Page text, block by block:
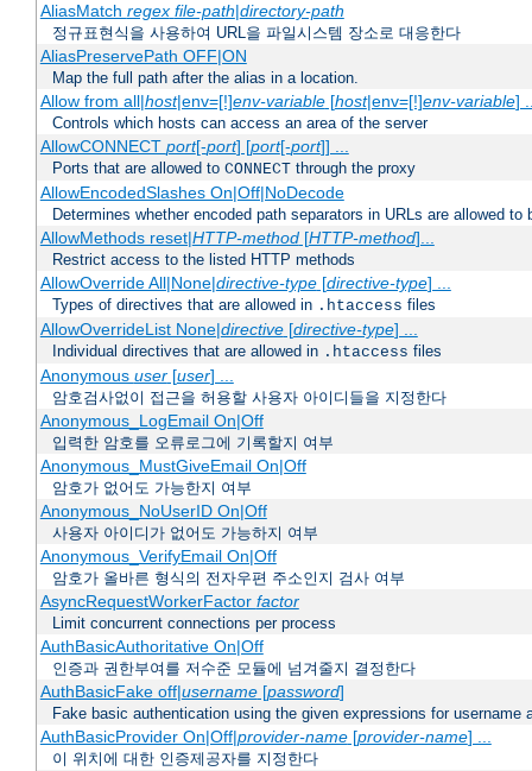
AliasMatch regex file-path|directory-path
정규표현식을 사용하여 URL을 파일시스템 장소로 대응한다
AliasPreservePath OFF|ON
Map the full path after the alias in a location.
Allow from all|host|env=[!]env-variable[host|env=[!]env-variable]
Controls which hosts can access an area of the server
AllowCONNECT port[-port] [port[-port]] ...
Ports that are allowed to CONNECT through the proxy
AllowEncodedSlashes On|Off|NoDecode
Determines whether encoded path separators in URLs are allowed to
AllowMethods reset|HTTP-method[HTTP-method]...
Restrict access to the listed HTTP methods
AllowOverride All|None|directive-type[directive-type] ...
Types of directives that are allowed in .htaccess files
AllowOverrideList None|directive[directive-type] ...
Individual directives that are allowed in .htaccess files
Anonymous user[user] ...
암호검사없이 접근을 허용할 사용자 아이디들을 지정한다
Anonymous_LogEmail On|Off
입력한 암호를 오류로그에 기록할지 여부
Anonymous_MustGiveEmail On|Off
암호가 없어도 가능한지 여부
Anonymous_NoUserID On|Off
사용자 아이디가 없어도 가능하지 여부
Anonymous_VerifyEmail On|Off
암호가 올바른 형식의 전자우편 주소인지 검사 여부
AsyncRequestWorkerFactor factor
Limit concurrent connections per process
AuthBasicAuthoritative On|Off
인증과 권한부여를 저수준 모듈에 넘겨줄지 결정한다
AuthBasicFake off|username[password]
Fake basic authentication using the given expressions for username
AuthBasicProvider On|Off|provider-name[provider-name] ...
이 위치에 대한 인증제공자를 지정한다